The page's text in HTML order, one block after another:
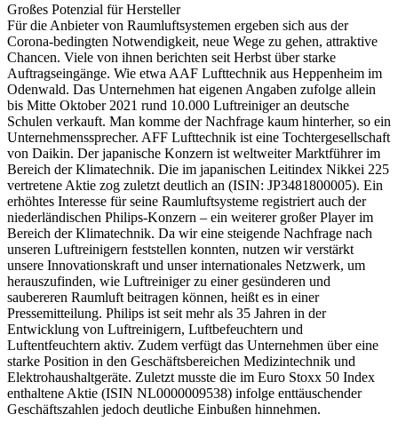
Großes Potenzial für Hersteller
Für die Anbieter von Raumluftsystemen ergeben sich aus der
Corona-bedingten Notwendigkeit, neue Wege zu gehen, attraktive
Chancen. Viele von ihnen berichten seit Herbst über starke
Auftragseingänge. Wie etwa AAF Lufttechnik aus Heppenheim im
Odenwald. Das Unternehmen hat eigenen Angaben zufolge allein
bis Mitte Oktober 2021 rund 10.000 Luftreiniger an deutsche
Schulen verkauft. Man komme der Nachfrage kaum hinterher, so ein
Unternehmenssprecher. AFF Lufttechnik ist eine Tochtergesellschaft
von Daikin. Der japanische Konzern ist weltweiter Marktführer im
Bereich der Klimatechnik. Die im japanischen Leitindex Nikkei 225
vertretene Aktie zog zuletzt deutlich an (ISIN: JP3481800005). Ein
erhöhtes Interesse für seine Raumluftsysteme registriert auch der
niederländischen Philips-Konzern – ein weiterer großer Player im
Bereich der Klimatechnik. Da wir eine steigende Nachfrage nach
unseren Luftreinigern feststellen konnten, nutzen wir verstärkt
unsere Innovationskraft und unser internationales Netzwerk, um
herauszufinden, wie Luftreiniger zu einer gesünderen und
saubereren Raumluft beitragen können, heißt es in einer
Pressemitteilung. Philips ist seit mehr als 35 Jahren in der
Entwicklung von Luftreinigern, Luftbefeuchtern und
Luftentfeuchtern aktiv. Zudem verfügt das Unternehmen über eine
starke Position in den Geschäftsbereichen Medizintechnik und
Elektrohaushaltgeräte. Zuletzt musste die im Euro Stoxx 50 Index
enthaltene Aktie (ISIN NL0000009538) infolge enttäuschender
Geschäftszahlen jedoch deutliche Einbußen hinnehmen.